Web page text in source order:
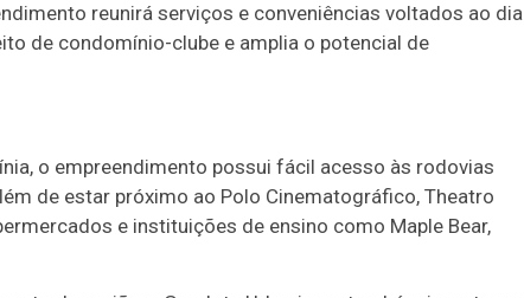
reunirá serviços e conveniências voltados ao dia
de condomínio-clube e amplia o potencial de
o empreendimento possui fácil acesso às rodovias
de estar próximo ao Polo Cinematográfico, Theatro
e instituições de ensino como Maple Bear,